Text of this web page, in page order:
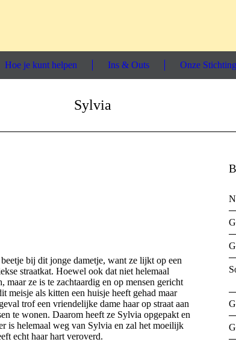
Hoe je kunt helpen Ins & Outs Onze Stichting
Sylvia
bij dit jonge dametje, want ze lijkt op een
straatkat. Hoewel ook dat niet helemaal
ze is te zachtaardig en op mensen gericht
meisje als kitten een huisje heeft gehad maar
trof een vriendelijke dame haar op straat aan
te wonen. Daarom heeft ze Sylvia opgepakt en
is helemaal weg van Sylvia en zal het moeilijk
echt haar hart veroverd.